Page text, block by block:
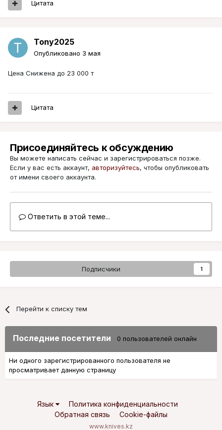
Цитата
Tony2025
Опубликовано 3 мая
Цена Снижена до 23 000 т
Цитата
Присоединяйтесь к обсуждению
Вы можете написать сейчас и зарегистрироваться позже.
Если у вас есть аккаунт, авторизуйтесь, чтобы опубликовать
от имени своего аккаунта.
Ответить в этой теме...
Подписчики 1
Перейти к списку тем
Последние посетители 0 пользователей онлайн
Ни одного зарегистрированного пользователя не
просматривает данную страницу
Язык
Политика конфиденциальности
Обратная связь
Cookie-файлы
www.knives.kz